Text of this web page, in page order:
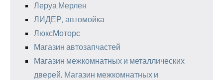
Леруа Мерлен
ЛИДЕР, автомойка
ЛюксМоторс
Магазин автозапчастей
Магазин межкомнатных и металлических
дверей, Магазин межкомнатных и